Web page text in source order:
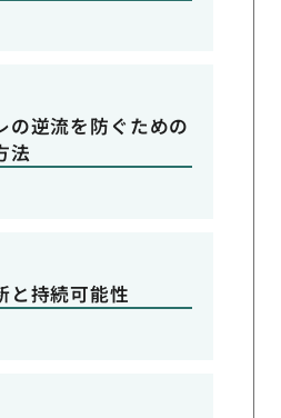
の逆流を防ぐための
法
と持続可能性